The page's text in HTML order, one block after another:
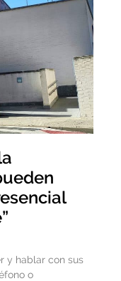
y hablar con sus
o